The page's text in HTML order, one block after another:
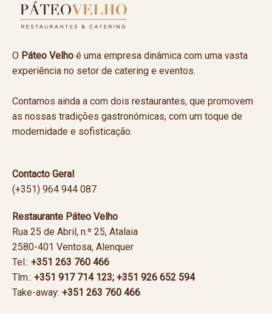
O Páteo Velho é uma empresa dinâmica com uma vasta
experiência no setor de catering e eventos.
Contamos ainda a com dois restaurantes, que promovem
as nossas tradições gastronómicas, com um toque de
modernidade e sofisticação.
Contacto Geral
(+351) 964 944 087
Restaurante Páteo Velho
Rua 25 de Abril, n.º 25, Atalaia
2580-401 Ventosa, Alenquer
Tel.: +351 263 760 466
Tlm.: +351 917 714 123; +351 926 652 594
Take-away: +351 263 760 466